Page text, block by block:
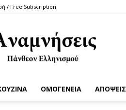
/ Free Subscription
ΟΜΟΓΕΝΕΙΑ ΑΠΟΨΕΙΣ